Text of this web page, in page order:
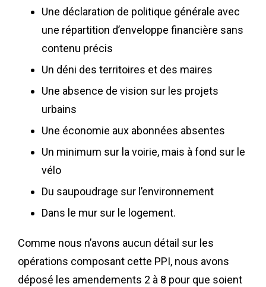
Une déclaration de politique générale avec
une répartition d’enveloppe financière sans
contenu précis
Un déni des territoires et des maires
Une absence de vision sur les projets
urbains
Une économie aux abonnées absentes
Un minimum sur la voirie, mais à fond sur le
vélo
Du saupoudrage sur l’environnement
Dans le mur sur le logement.
Comme nous n’avons aucun détail sur les
opérations composant cette PPI, nous avons
déposé les amendements 2 à 8 pour que soient